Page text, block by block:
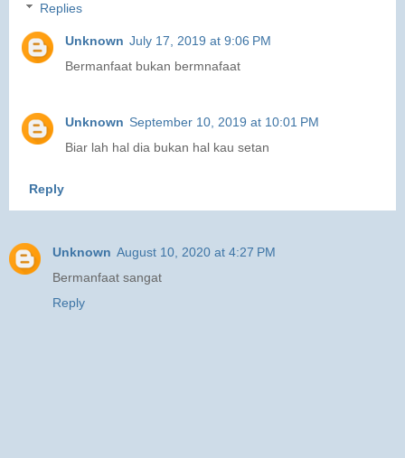
Replies
Unknown July 17, 2019 at 9:06 PM
Bermanfaat bukan bermnafaat
Unknown September 10, 2019 at 10:01 PM
Biar lah hal dia bukan hal kau setan
Reply
Unknown August 10, 2020 at 4:27 PM
Bermanfaat sangat
Reply